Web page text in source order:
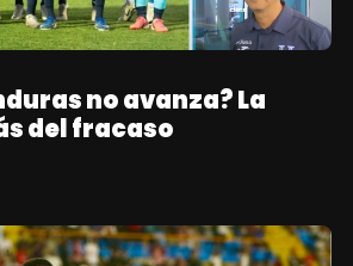
no avanza? La
del fracaso